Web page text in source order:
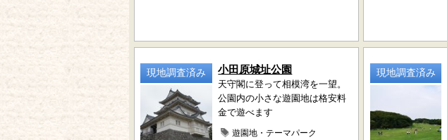
現地調査済み 小田原城址公園
天守閣に登って相模湾を一望。
公園内の小さな遊園地は格安料
金で遊べます
遊園地・テーマパーク
現地調査済み